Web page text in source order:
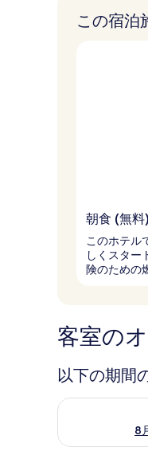
この宿泊
朝食 (無料)
このホテル
しくスター
険のための
客室の
以下の期間
8
今夜 8月 8 - 8